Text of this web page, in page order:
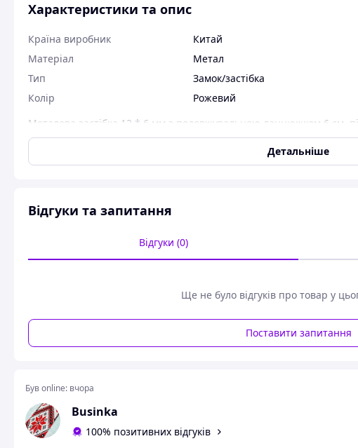
Характеристики та опис
Країна виробник
Китай
Матеріал
Метал
Тип
Замок/застібка
Колір
Рожевий
Металева застібка 12 * 6 мм з подовжувальною ланцюжком 6 см,
темне - 1 шт. Довжина комплекту 8 см
Схожі товари за характеристиками
Детальніше
Відгуки та запитання
Відгуки (0)
Ще не було відгуків про товар у
Поставити запитання
Був online: вчора
Businka
100% позитивних відгуків